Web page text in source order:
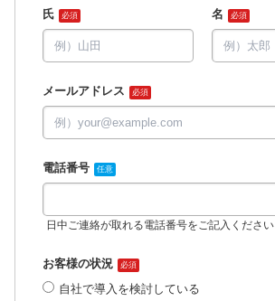
氏 必須 名 必須
メールアドレス 必須
電話番号 任意
日中ご連絡が取れる電話番号をご記入ください
お客様の状況 必須
自社で導入を検討している